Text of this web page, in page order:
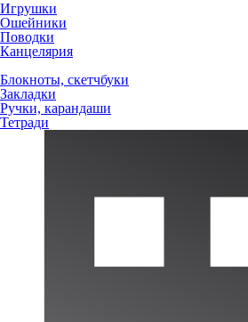
Игрушки
Ошейники
Поводки
Канцелярия
Блокноты, скетчбуки
Закладки
Ручки, карандаши
Тетради